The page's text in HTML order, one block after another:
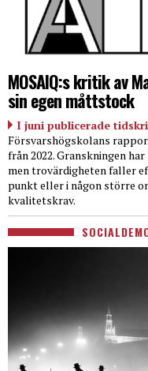
MOSAIQ:s kritik av
sin egen måttstock
I juni publicerade
Försvarshögskolans
från 2022. Granskningen
men trovärdigheten faller
punkt eller i någon större
kvalitetskrav.